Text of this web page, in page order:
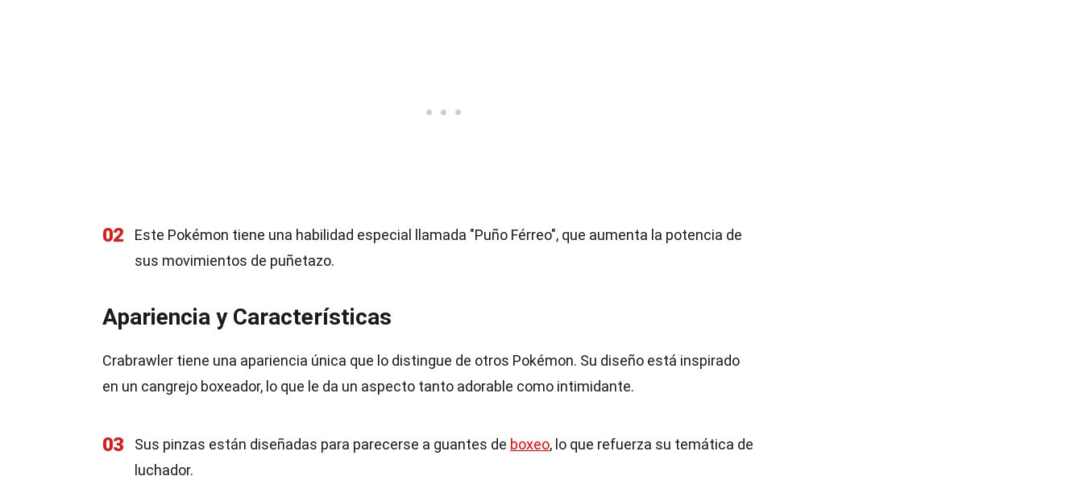
02
Este Pokémon tiene una habilidad especial llamada "Puño Férreo", que aumenta la potencia de
sus movimientos de puñetazo.
Apariencia y Características
Crabrawler tiene una apariencia única que lo distingue de otros Pokémon. Su diseño está inspirado
en un cangrejo boxeador, lo que le da un aspecto tanto adorable como intimidante.
03 Sus pinzas están diseñadas para parecerse a guantes de boxeo, lo que refuerza su temática de
luchador.